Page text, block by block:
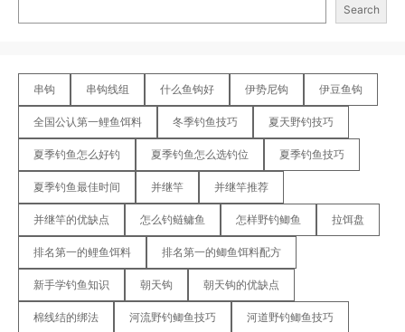
Search
串钩 串钩线组 什么鱼钩好 伊势尼钩 伊豆鱼钩
全国公认第一鲤鱼饵料 冬季钓鱼技巧 夏天野钓技巧
夏季钓鱼怎么好钓 夏季钓鱼怎么选钓位 夏季钓鱼技巧
夏季钓鱼最佳时间 并继竿 并继竿推荐
并继竿的优缺点 怎么钓鲢鳙鱼 怎样野钓鲫鱼 拉饵盘
排名第一的鲤鱼饵料 排名第一的鲫鱼饵料配方
新手学钓鱼知识 朝天钩 朝天钩的优缺点
棉线结的绑法 河流野钓鲫鱼技巧 河道野钓鲫鱼技巧